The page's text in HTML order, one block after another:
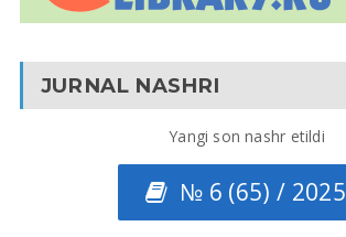
JURNAL NASHRI
Yangi son nashr etildi
№ 6 (65) / 2025